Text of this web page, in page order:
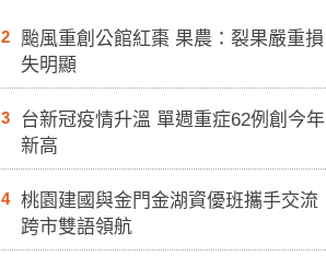
2
颱風重創公館紅棗 果農：裂果嚴重損
失明顯
3
台新冠疫情升溫 單週重症62例創今年
新高
4
桃園建國與金門金湖資優班攜手交流
跨市雙語領航